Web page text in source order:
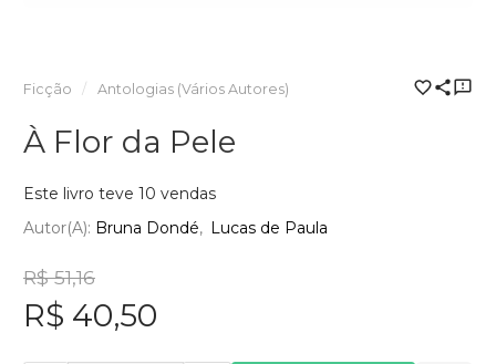
Ficção Antologias (Vários Autores)
À Flor da Pele
Este livro teve 10 vendas
Autor(a): Bruna Dondé Lucas de Paula
R$ 51,16
R$ 40,50